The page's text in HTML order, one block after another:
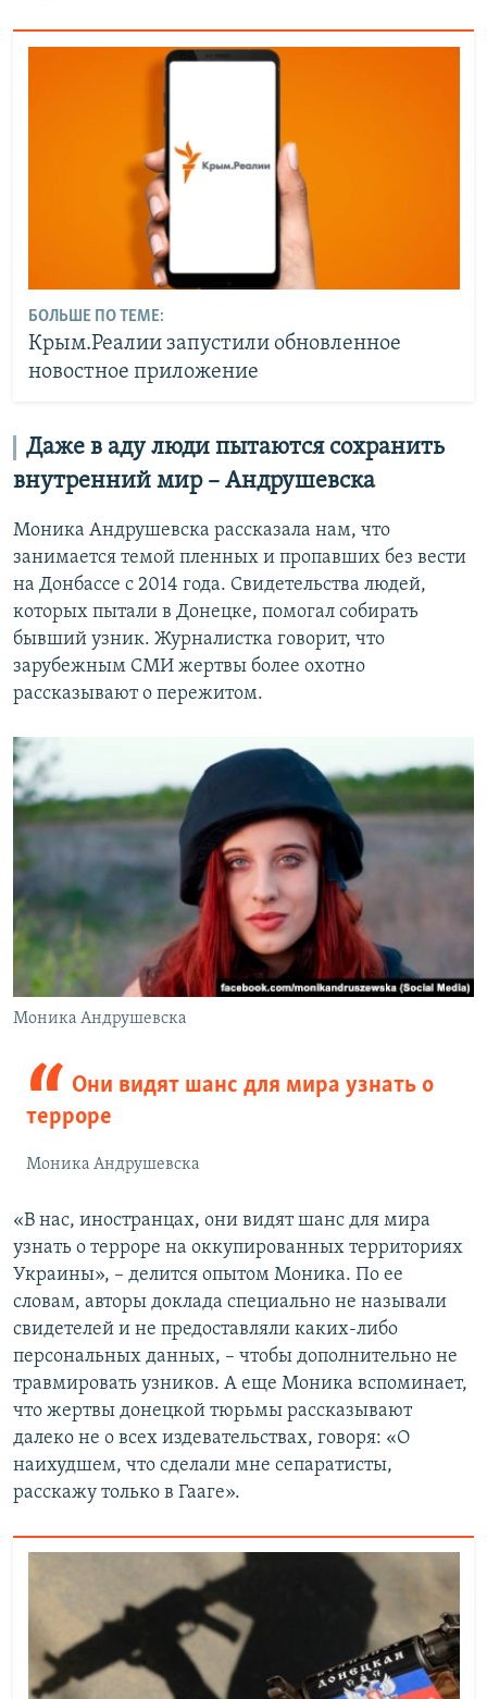
БОЛЬШЕ ПО ТЕМЕ:
Крым.Реалии запустили обновленное
новостное приложение
Даже в аду люди пытаются сохранить
внутренний мир – Андрушевска
Моника Андрушевска рассказала нам, что
занимается темой пленных и пропавших без вести
на Донбассе с 2014 года. Свидетельства людей,
которых пытали в Донецке, помогал собирать
бывший узник. Журналистка говорит, что
зарубежным СМИ жертвы более охотно
рассказывают о пережитом.
Моника Андрушевска
Они видят шанс для мира узнать о
терроре
Моника Андрушевска
«В нас, иностранцах, они видят шанс для мира
узнать о терроре на оккупированных территориях
Украины», – делится опытом Моника. По ее
словам, авторы доклада специально не называли
свидетелей и не предоставляли каких-либо
персональных данных, – чтобы дополнительно не
травмировать узников. А еще Моника вспоминает,
что жертвы донецкой тюрьмы рассказывают
далеко не о всех издевательствах, говоря: «О
наихудшем, что сделали мне сепаратисты,
расскажу только в Гааге».